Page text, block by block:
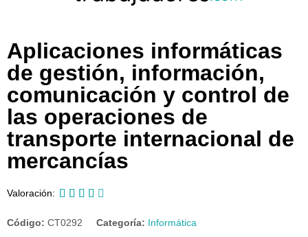
Aplicaciones informáticas
de gestión, información,
comunicación y control de
las operaciones de
transporte internacional de
mercancías
Valoración:     
Código: CT0292 Categoría: Informática